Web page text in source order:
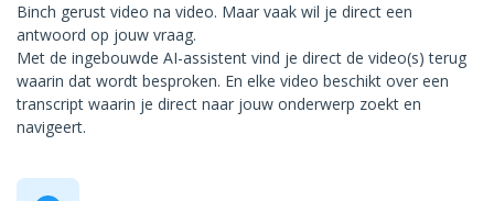
Binch gerust video na video. Maar vaak wil je direct een
antwoord op jouw vraag.
Met de ingebouwde AI-assistent vind je direct de video(s) terug
waarin dat wordt besproken. En elke video beschikt over een
transcript waarin je direct naar jouw onderwerp zoekt en
navigeert.